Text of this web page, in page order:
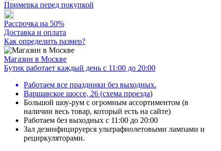
Примерка перед покупкой
Рассрочка на 50%
Доставка и оплата
Как определить размер?
Магазин в Москве
Бутик работает каждый день с 11:00 до 20:00
Работаем все праздники без выходных.
Варшавское шоссе, 26 (схема проезда)
Большой шоу-рум с огромным ассортиментом (в
наличии весь товар, который есть на сайте)
Работаем без выходных с 11:00 до 20:00
Зал дезинфицируерся ультрафиолетовыми лампами и
рециркуляторами.